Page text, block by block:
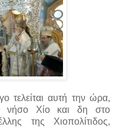
τελείται αυτή την ώρα,
νήσο Χίο και δη στο
της Χιοπολίτιδος,